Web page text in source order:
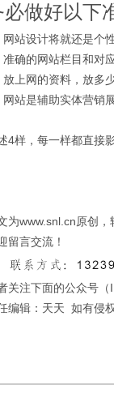
必做好以下
网站设计将就还是个
准确的网站栏目和对
放上网的资料，放多
网站是辅助实体营销
4样，每一样都直接
为www.snl.cn原创，
留言交流！
关注下面的公众号（
编辑：天天 如有侵